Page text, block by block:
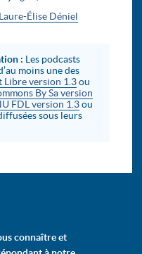
Laure-Élise Déniel
: Les podcasts
moins une des
Libre version 1.3ou
By Sa version
FDL version 1.3ou
sous leurs
connaître et